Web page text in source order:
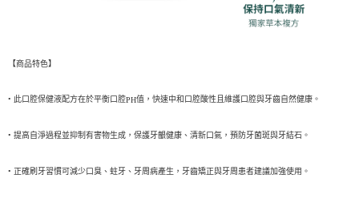
「AFTEE先享後付」，若未經同意申辦者引起之損失，本公司不負相關責
４．使用「AFTEE先享後付」時，將依據個別帳號之用戶狀況，依本公司即
５．嚴禁一人註冊多個帳號或使用他人資訊註冊。若發現惡意使用之情形，
【商品特色】
• 此口腔保健液配方在於平衡口腔PH值，快速中和口腔酸性且維護口腔與牙齒自然健康。
• 提高自淨過程並抑制有害物生成，保護牙齦健康、清新口氣，預防牙菌斑與牙結石。
• 正確刷牙習慣可減少口臭、蛀牙、牙周病產生，牙齒矯正與牙周患者建議加強使用。